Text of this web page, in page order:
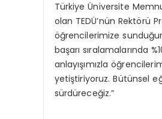
Türkiye Üniversite
olan TEDÜ’nün Rektörü
öğrencilerimize
başarı sıralamalarında
anlayışımızla
yetiştiriyoruz. Bütünsel
sürdüreceğiz.”